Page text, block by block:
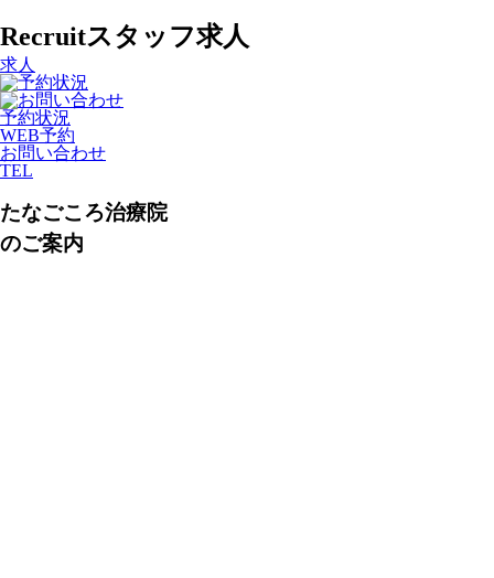
Recruitスタッフ求人
求人
予約状況
WEB予約
お問い合わせ
TEL
たなごころ治療院
のご案内